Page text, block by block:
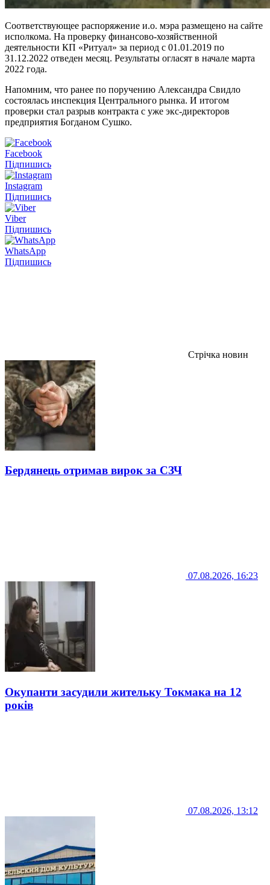
Соответствующее распоряжение и.о. мэра размещено на сайте
исполкома. На проверку финансово-хозяйственной
деятельности КП «Ритуал» за период с 01.01.2019 по
31.12.2022 отведен месяц. Результаты огласят в начале марта
2022 года.
Напомним, что ранее по поручению Александра Свидло
состоялась инспекция Центрального рынка. И итогом
проверки стал разрыв контракта с уже экс-директоров
предприятия Богданом Сушко.
Facebook
Підпишись
Instagram
Підпишись
Viber
Підпишись
WhatsApp
Підпишись
Стрічка новин
Бердянець отримав вирок за СЗЧ
07.08.2026, 16:23
Окупанти засудили жительку Токмака на 12
років
07.08.2026, 13:12